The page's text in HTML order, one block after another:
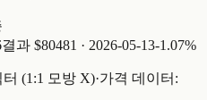
결과 $80481 · 2026-05-13-1.07%
터 (1:1 모방 X)·가격 데이터: